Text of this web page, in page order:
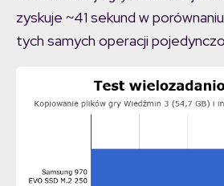
zyskuje ~41 sekund w
tych samych operacji